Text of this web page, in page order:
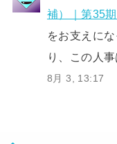
補）｜第35
をお支えに
り、この人
8月 3, 13:17